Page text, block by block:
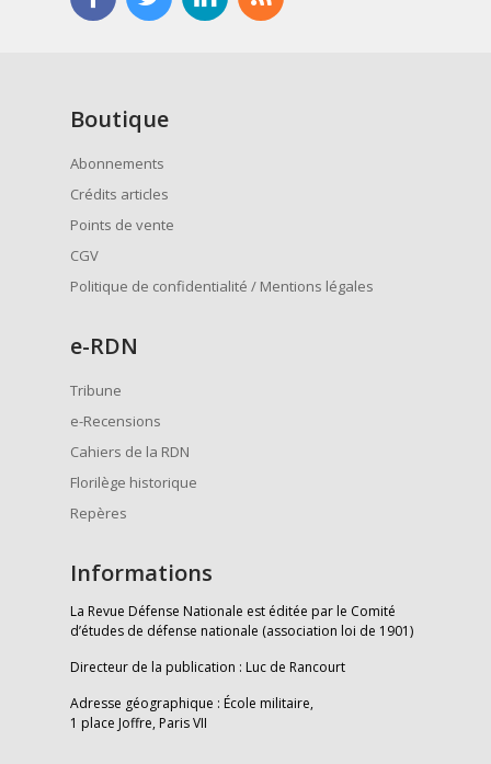
Boutique
Abonnements
Crédits articles
Points de vente
CGV
Politique de confidentialité / Mentions légales
e-RDN
Tribune
e-Recensions
Cahiers de la RDN
Florilège historique
Repères
Informations
La Revue Défense Nationale est éditée par le Comité
d’études de défense nationale (association loi de 1901)
Directeur de la publication : Luc de Rancourt
Adresse géographique : École militaire,
1 place Joffre, Paris VII